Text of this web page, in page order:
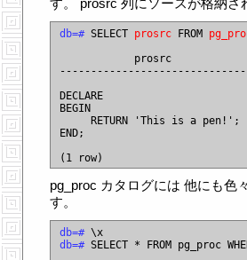
す。 prosrc 列にソースが格納さ
db=# SELECT prosrc FROM
            prosrc
------------------------------
DECLARE
BEGIN
     RETURN 'This is a pen!';
END;
pg_proc カタログには 他にも色
す。
db=#
db=# SELECT * FROM pg_proc